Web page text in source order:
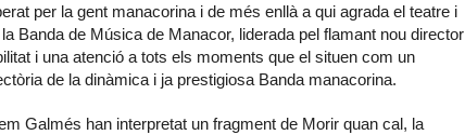
per la gent manacorina i de més enllà a qui agrada el teatre i
Banda de Música de Manacor, liderada pel flamant nou director
i una atenció a tots els moments que el situen com un
de la dinàmica i ja prestigiosa Banda manacorina.
Galmés han interpretat un fragment de Morir quan cal, la